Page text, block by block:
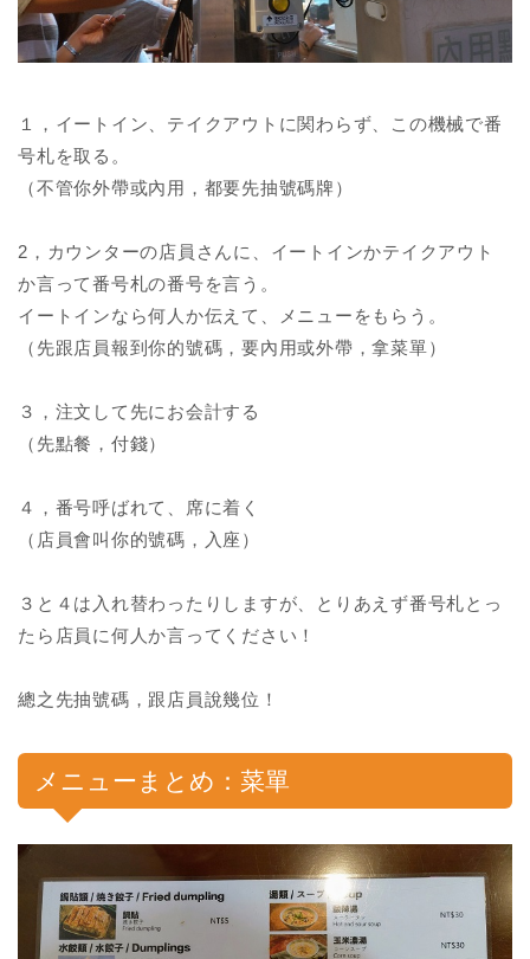
１，イートイン、テイクアウトに関わらず、この機械で番
号札を取る。
（不管你外帶或內用，都要先抽號碼牌）
2，カウンターの店員さんに、イートインかテイクアウト
か言って番号札の番号を言う。
イートインなら何人か伝えて、メニューをもらう。
（先跟店員報到你的號碼，要內用或外帶，拿菜單）
３，注文して先にお会計する
（先點餐，付錢）
４，番号呼ばれて、席に着く
（店員會叫你的號碼，入座）
３と４は入れ替わったりしますが、とりあえず番号札とっ
たら店員に何人か言ってください！
總之先抽號碼，跟店員說幾位！
メニューまとめ：菜單